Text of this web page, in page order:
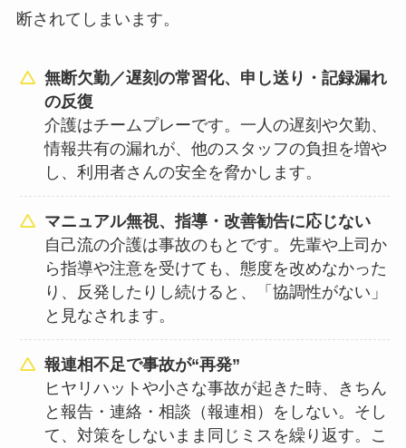
断されてしまいます。
無断欠勤／遅刻の常習化、申し送り・記録漏れ
の反復
介護はチームプレーです。一人の遅刻や欠勤、
情報共有の漏れが、他のスタッフの負担を増や
し、利用者さんの安全を脅かします。
マニュアル無視、指導・改善勧告に応じない
自己流の介護は事故のもとです。先輩や上司か
ら指導や注意を受けても、態度を改めなかった
り、反発したりし続けると、「協調性がない」
と見なされます。
報連相不足で事故が“再発”
ヒヤリハットや小さな事故が起きた時、きちん
と報告・連絡・相談（報連相）をしない。そし
て、対策をしないまま同じミスを繰り返す。こ